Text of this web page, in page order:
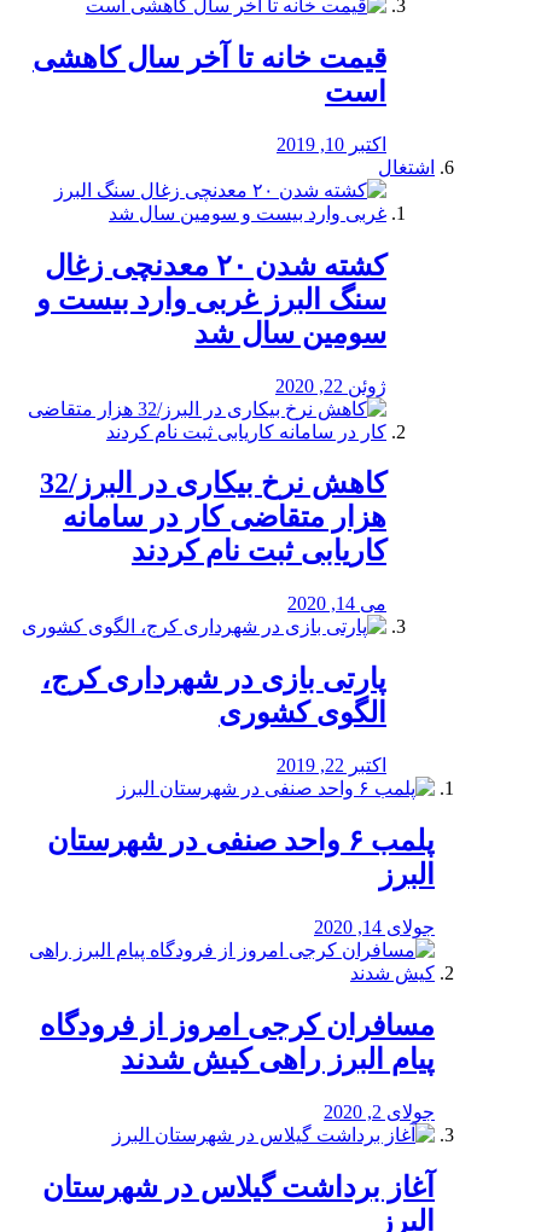
قیمت خانه تا آخر سال کاهشی
است
اکتبر 10, 2019
اشتغال
کشته شدن ۲۰ معدنچی زغال
سنگ البرز غربی وارد بیست و
سومین سال شد
ژوئن 22, 2020
کاهش نرخ بیکاری در البرز/32
هزار متقاضی کار در سامانه
کاریابی ثبت نام کردند
می 14, 2020
پارتی بازی در شهرداری کرج،
الگوی کشوری
اکتبر 22, 2019
پلمب ۶ واحد صنفی در شهرستان
البرز
جولای 14, 2020
مسافران کرجی امروز از فرودگاه
پیام البرز راهی کیش شدند
جولای 2, 2020
آغاز برداشت گیلاس در شهرستان
البرز